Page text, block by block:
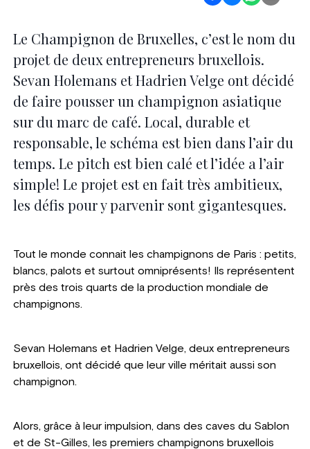
Le Champignon de Bruxelles, c’est le nom du
projet de deux entrepreneurs bruxellois.
Sevan Holemans et Hadrien Velge ont décidé
de faire pousser un champignon asiatique
sur du marc de café. Local, durable et
responsable, le schéma est bien dans l’air du
temps. Le pitch est bien calé et l’idée a l’air
simple! Le projet est en fait très ambitieux,
les défis pour y parvenir sont gigantesques.
Tout le monde connait les champignons de Paris : petits,
blancs, palots et surtout omniprésents! Ils représentent
près des trois quarts de la production mondiale de
champignons.
Sevan Holemans et Hadrien Velge, deux entrepreneurs
bruxellois, ont décidé que leur ville méritait aussi son
champignon.
Alors, grâce à leur impulsion, dans des caves du Sablon
et de St-Gilles, les premiers champignons bruxellois